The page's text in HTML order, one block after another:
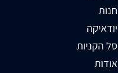
חנות
יודאיקה
סל הקניות
אודות